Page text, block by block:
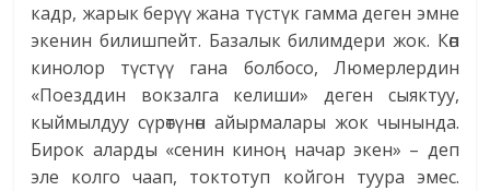
кадр, жарык берүү жана түстүк гамма деген эмне
экенин билишпейт. Базалык билимдери жок. Көп
кинолор түстүү гана болбосо, Люмерлердин
«Поезддин вокзалга келиши» деген сыяктуу,
кыймылдуу сүрөтүнөн айырмалары жок чынында.
Бирок аларды «сенин киноң начар экен» – деп
эле колго чаап, токтотуп койгон туура эмес.